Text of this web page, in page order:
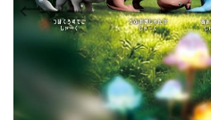
販促用空カプセル
レンタル
景品・玩具・文具